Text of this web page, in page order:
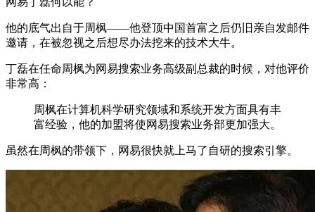
他的底气出自于周枫——他登顶中国首富之后仍旧亲自发邮件
邀请，在被忽视之后想尽办法挖来的技术大牛。
丁磊在任命周枫为网易搜索业务高级副总裁的时候，对他评价
非常高：
周枫在计算机科学研究领域和系统开发方面具有丰
富经验，他的加盟将使网易搜索业务部更加强大。
虽然在周枫的带领下，网易很快就上马了自研的搜索引擎。